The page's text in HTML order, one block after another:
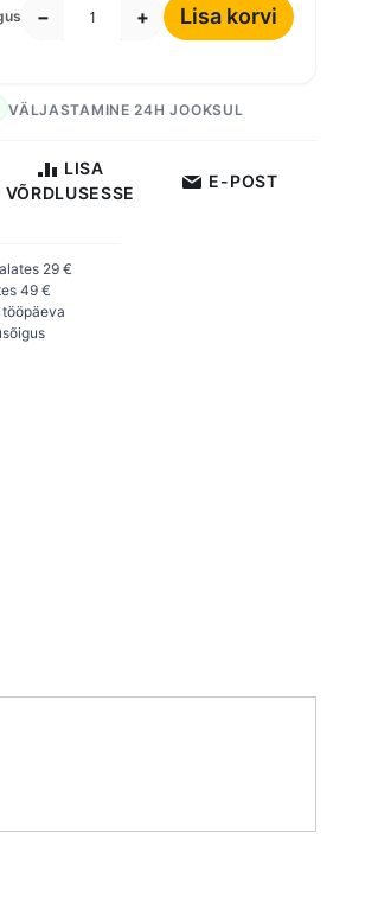
− + Lisa korvi
VÄLJASTAMINE 24H JOOKSUL
LISA
VÕRDLUSESSE
E-POST
29 €
49 €
tööpäeva